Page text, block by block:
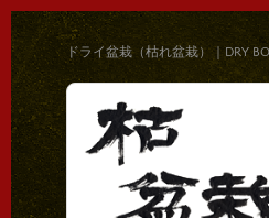
ドライ盆栽（枯れ盆栽）｜DRY